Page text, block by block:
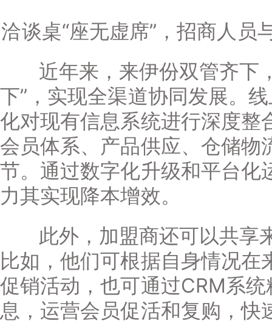
洽谈桌“座无虚席”，招商人员
近年来，来伊份双管齐下
下”，实现全渠道协同发展。
化对现有信息系统进行深度整
会员体系、产品供应、仓储物
节。通过数字化升级和平台化
力其实现降本增效。
此外，加盟商还可以共享
比如，他们可根据自身情况在
促销活动，也可通过CRM系
息，运营会员促活和复购，快